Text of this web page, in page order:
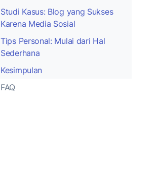
Studi Kasus: Blog yang Sukses
Karena Media Sosial
Tips Personal: Mulai dari Hal
Sederhana
Kesimpulan
FAQ